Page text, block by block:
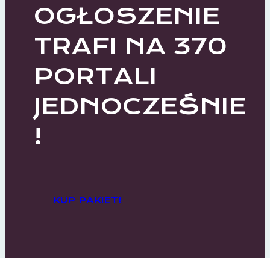
OGŁOSZENIE
TRAFI NA 370
PORTALI
JEDNOCZEŚNIE
!
KUP PAKIET!